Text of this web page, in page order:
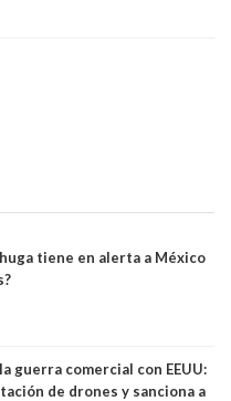
tiene en alerta a México
guerra comercial con EEUU:
de drones y sanciona a